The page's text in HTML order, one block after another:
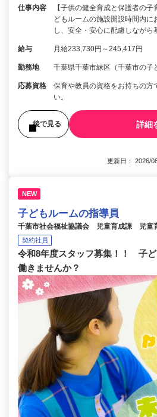
仕事内容
【子供の健全育成と保護者の
どもルームの施設開設時間内に
し、安全・安心に配慮しなが
給与 月給233,730円～245,417円
勤務地 千葉県千葉市緑区（千葉市の子
応募資格
保育や教員の資格をお持ちの方
い。
後で見る 詳細
更新日： 2026/
NEW
子どもルームの指導員
千葉市社会福祉協議会 児童育成課 児童
契約社員
令和8年度スタッフ募集！！ 子
働きませんか？